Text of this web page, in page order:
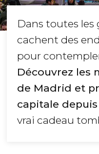
Dans toutes les
cachent des
pour
Découvrez les
de Madrid et
capitale
vrai cadeau